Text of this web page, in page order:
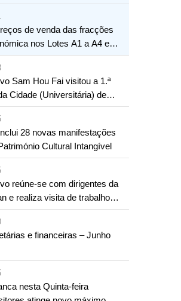
de venda das fracções
nos Lotes A1 a A4 e
Novos Aterros
Sam Hou Fai visitou a 1.ª
Cidade (Universitária) de
de Macau e Hengqin
28 novas manifestações
Cultural Intangível
reúne-se com dirigentes da
e realiza visita de trabalho
e financeiras – Junho
nesta Quinta-feira